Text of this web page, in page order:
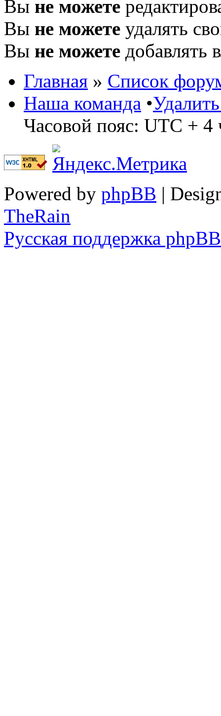
Вы не можете
Вы не можете удалять
Вы не можете добавлять
Главная » Список
Наша команда •
Часовой пояс: UTC + 4
Powered by phpBB |
TheRain
Русская поддержка phpBB